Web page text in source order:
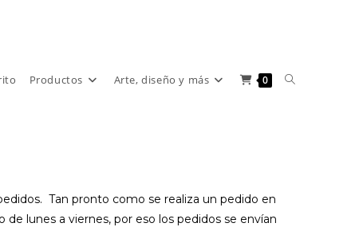
Productos Arte, diseño y más 0 Alternar
Tan pronto como se realiza un pedido en
lunes a viernes, por eso los pedidos se envían